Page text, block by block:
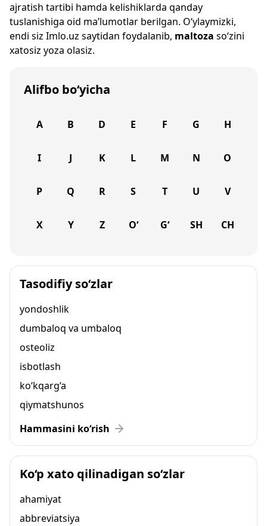
ajratish tartibi hamda kelishiklarda qanday
tuslanishiga oid ma’lumotlar berilgan. O‘ylaymizki,
endi siz Imlo.uz saytidan foydalanib, maltoza so‘zini
xatosiz yoza olasiz.
Alifbo bo‘yicha
A B D E F G H
I J K L M N O
P Q R S T U V
X Y Z O‘ G‘ SH CH
Tasodifiy so‘zlar
yondoshlik
dumbaloq va umbaloq
osteoliz
isbotlash
ko‘kqarg‘a
qiymatshunos
Hammasini ko‘rish
Ko‘p xato qilinadigan so‘zlar
ahamiyat
abbreviatsiya